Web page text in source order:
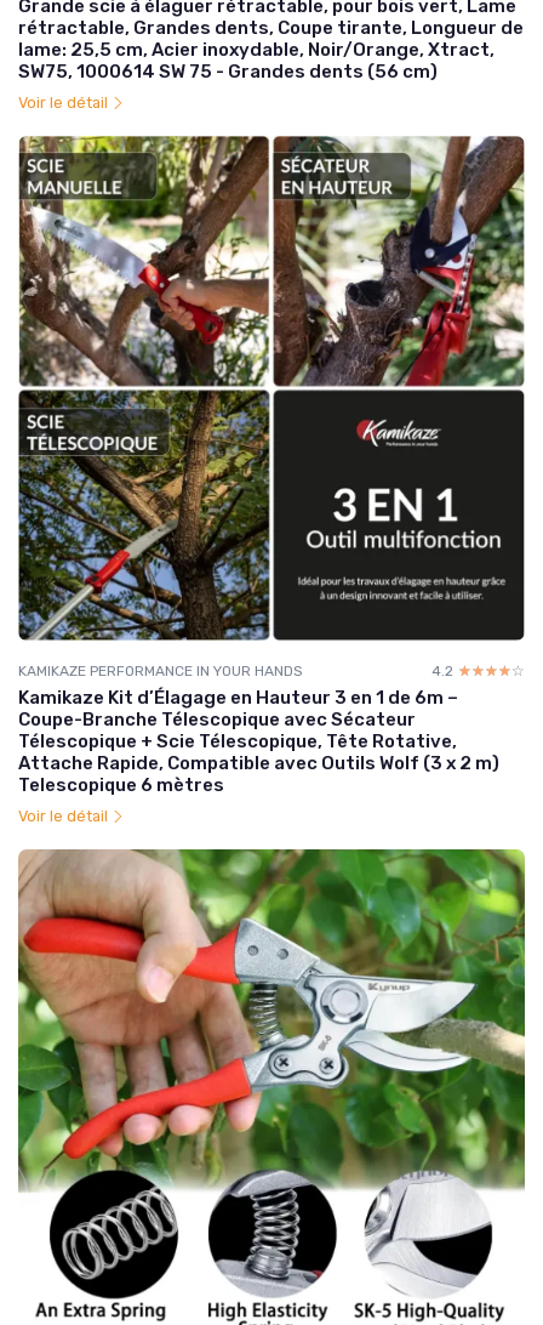
Grande scie à élaguer rétractable, pour bois vert, Lame
rétractable, Grandes dents, Coupe tirante, Longueur de
lame: 25,5 cm, Acier inoxydable, Noir/Orange, Xtract,
SW75, 1000614 SW 75 - Grandes dents (56 cm)
Voir le détail
KAMIKAZE PERFORMANCE IN YOUR HANDS 4.2 ☆☆☆☆☆
★★★★★
Kamikaze Kit d’Élagage en Hauteur 3 en 1 de 6m –
Coupe-Branche Télescopique avec Sécateur
Télescopique + Scie Télescopique, Tête Rotative,
Attache Rapide, Compatible avec Outils Wolf (3 x 2 m)
Telescopique 6 mètres
Voir le détail